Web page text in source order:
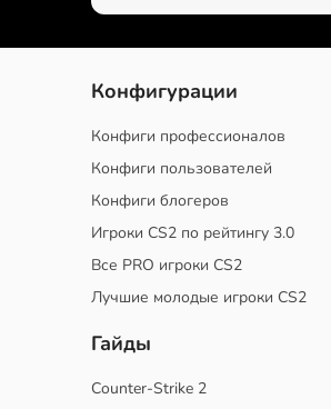
Конфигурации
Конфиги профессионалов
Конфиги пользователей
Конфиги блогеров
Игроки CS2 по рейтингу 3.0
Все PRO игроки CS2
Лучшие молодые игроки CS2
Гайды
Counter-Strike 2